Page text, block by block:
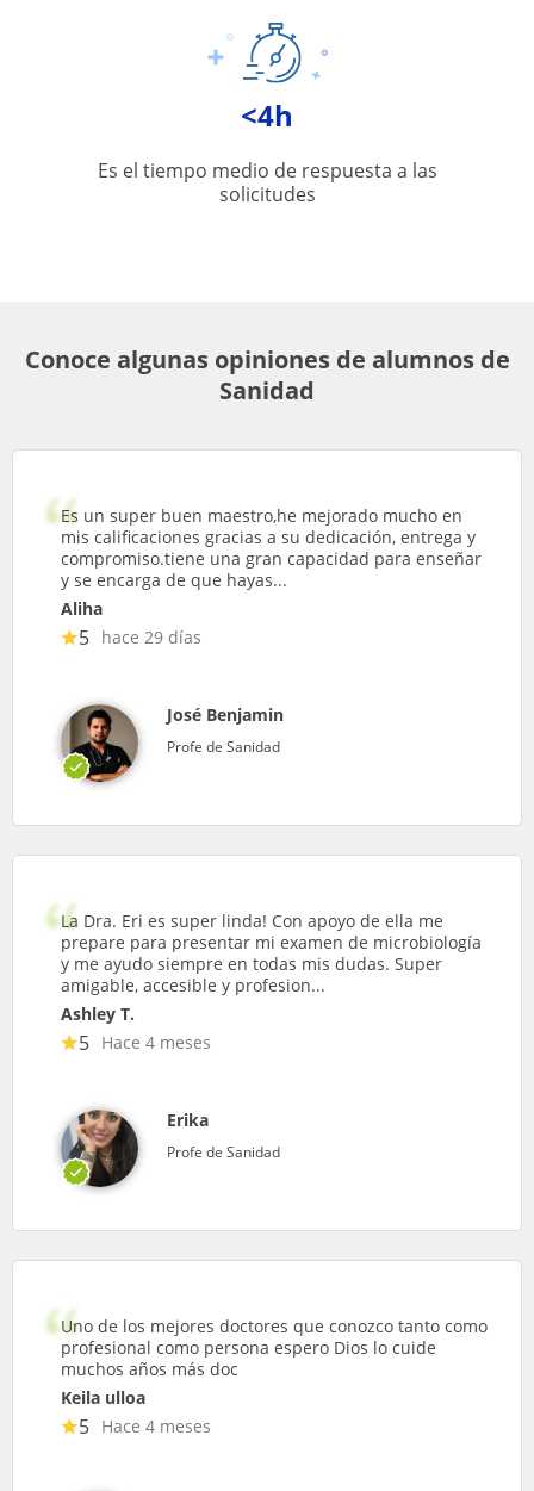
<4h
Es el tiempo medio de respuesta a las
solicitudes
Conoce algunas opiniones de alumnos de
Sanidad
Es un super buen maestro,he mejorado mucho en
mis calificaciones gracias a su dedicación, entrega y
compromiso.tiene una gran capacidad para enseñar
y se encarga de que hayas...
Aliha
5 hace 29 días
José Benjamin
Profe de Sanidad
La Dra. Eri es super linda! Con apoyo de ella me
prepare para presentar mi examen de microbiología
y me ayudo siempre en todas mis dudas. Super
amigable, accesible y profesion...
Ashley T.
5 Hace 4 meses
Erika
Profe de Sanidad
Uno de los mejores doctores que conozco tanto como
profesional como persona espero Dios lo cuide
muchos años más doc
Keila ulloa
5 Hace 4 meses